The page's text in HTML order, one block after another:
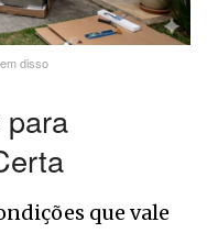
disso
que vale